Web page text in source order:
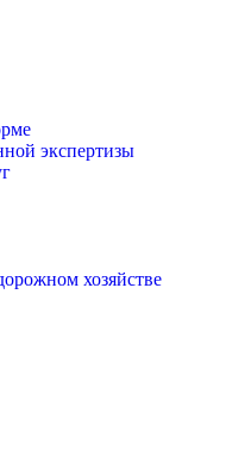
экспертизы
хозяйстве